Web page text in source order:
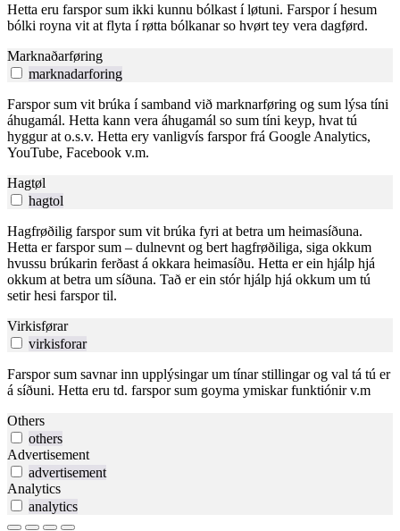
Hetta eru farspor sum ikki kunnu bólkast í løtuni. Farspor í hesum
bólki royna vit at flyta í røtta bólkanar so hvørt tey vera dagførd.
Marknaðarføring
marknadarforing
Farspor sum vit brúka í samband við marknarføring og sum lýsa tíni
áhugamál. Hetta kann vera áhugamál so sum tíni keyp, hvat tú
hyggur at o.s.v. Hetta ery vanligvís farspor frá Google Analytics,
YouTube, Facebook v.m.
Hagtøl
hagtol
Hagfrøðilig farspor sum vit brúka fyri at betra um heimasíðuna.
Hetta er farspor sum – dulnevnt og bert hagfrøðiliga, siga okkum
hvussu brúkarin ferðast á okkara heimasíðu. Hetta er ein hjálp hjá
okkum at betra um síðuna. Tað er ein stór hjálp hjá okkum um tú
setir hesi farspor til.
Virkisførar
virkisforar
Farspor sum savnar inn upplýsingar um tínar stillingar og val tá tú er
á síðuni. Hetta eru td. farspor sum goyma ymiskar funktiónir v.m
Others
others
Advertisement
advertisement
Analytics
analytics